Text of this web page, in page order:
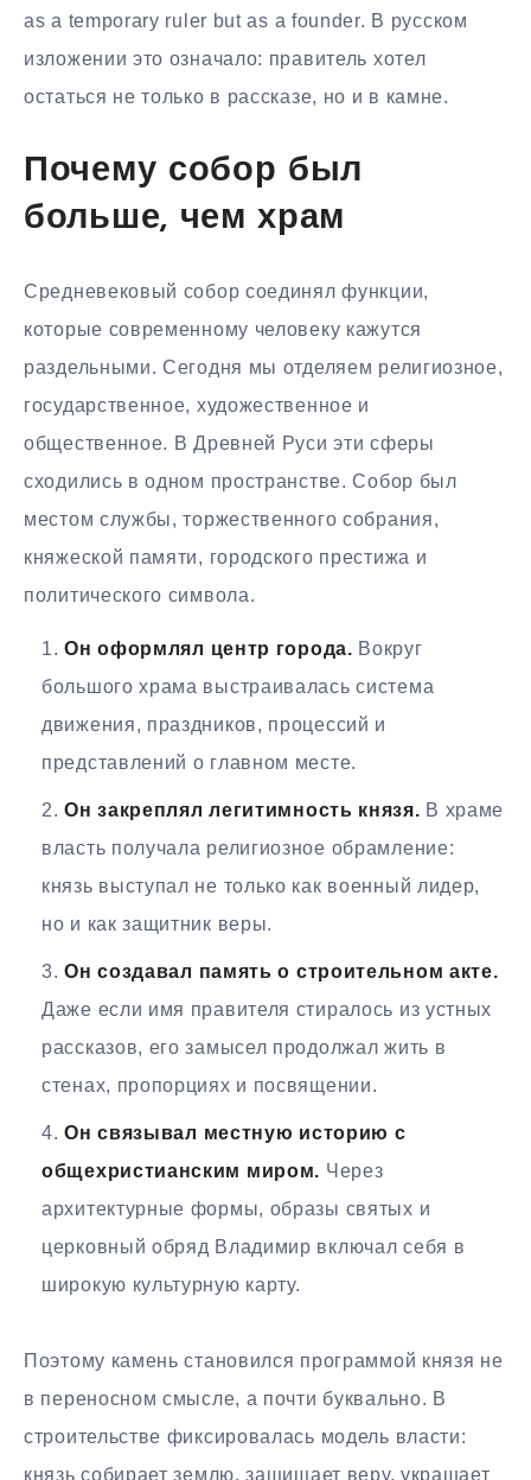
as a temporary ruler but as a founder. В русском
изложении это означало: правитель хотел
остаться не только в рассказе, но и в камне.
Почему собор был
больше, чем храм
Средневековый собор соединял функции,
которые современному человеку кажутся
раздельными. Сегодня мы отделяем религиозное,
государственное, художественное и
общественное. В Древней Руси эти сферы
сходились в одном пространстве. Собор был
местом службы, торжественного собрания,
княжеской памяти, городского престижа и
политического символа.
Он оформлял центр города. Вокруг
большого храма выстраивалась система
движения, праздников, процессий и
представлений о главном месте.
Он закреплял легитимность князя. В храме
власть получала религиозное обрамление:
князь выступал не только как военный лидер,
но и как защитник веры.
Он создавал память о строительном акте.
Даже если имя правителя стиралось из устных
рассказов, его замысел продолжал жить в
стенах, пропорциях и посвящении.
Он связывал местную историю с
общехристианским миром. Через
архитектурные формы, образы святых и
церковный обряд Владимир включал себя в
широкую культурную карту.
Поэтому камень становился программой князя не
в переносном смысле, а почти буквально. В
строительстве фиксировалась модель власти:
князь собирает землю, защищает веру, украшает